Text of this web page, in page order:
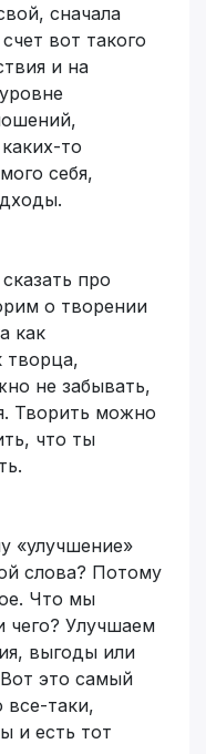
сначала
вот такого
и на
то
себя,
про
о творении
как
творца,
не забывать,
Творить можно
что ты
«улучшение»
слова? Потому
Что мы
чего? Улучшаем
выгоды или
это самый
все-таки,
и есть тот